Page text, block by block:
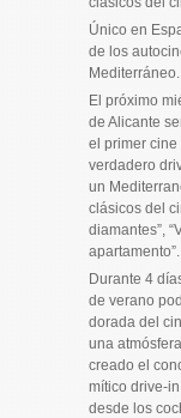
Único en
de los
Mediterráneo.
El próximo
de Alicante
el primer cine
verdadero
un
clásicos del
diamantes”,
apartamento”.
Durante 4
de verano
dorada del
una
creado el
mítico drive-
desde los